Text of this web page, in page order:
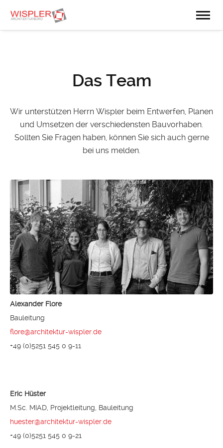
Das Team
Wir unterstützen Herrn Wispler beim Entwerfen, Planen
und Umsetzen der verschiedensten Bauvorhaben.
Sollten Sie Fragen haben, können Sie sich auch gerne
bei uns melden.
Alexander Flore
Bauleitung
flore@architektur-wispler.de
+49 (0)5251 545 0 9-11
Eric Hüster
M.Sc. MIAD, Projektleitung, Bauleitung
huester@architektur-wispler.de
+49 (0)5251 545 0 9-21